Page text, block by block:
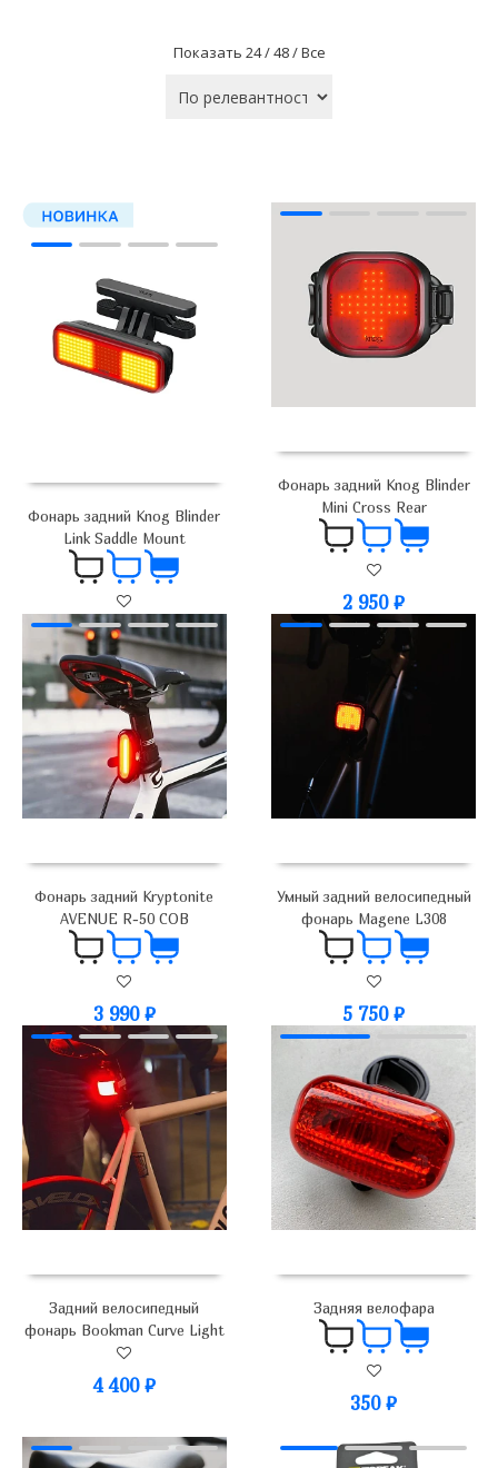
Показать 24 /48 /Все
Фонарь задний Knog Blinder
Link Saddle Mount
5 950₽
Фонарь задний Knog Blinder
Mini Cross Rear
2 950₽
Фонарь задний Kryptonite
AVENUE R-50 COB
3 990 ₽
Умный задний велосипедный
фонарь Magene L308
5 750₽
Задний велосипедный
фонарь Bookman Curve Light
4 400 ₽
Задняя велофара
350₽